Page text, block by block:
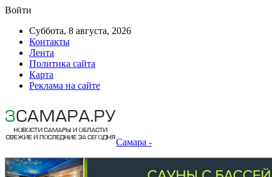
Войти
Суббота, 8 августа, 2026
Контакты
Лента
Политика сайта
Карта
Реклама на сайте
Самара -